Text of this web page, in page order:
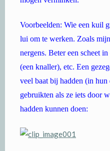
Voorbeelden: Wie een kuil
lui om te werken. Zoals
nergens. Beter een scheet
(een knaller), etc. Een
veel baat bij hadden (in hun
gebruikten als ze iets door
hadden kunnen doen: